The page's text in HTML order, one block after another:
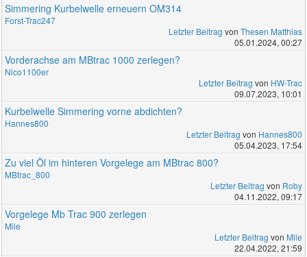
Simmering Kurbelwelle erneuern OM314
Forst-Trac247
Letzter Beitrag von Thesen Matthias
05.01.2024, 00:27
Vorderachse am MBtrac 1000 zerlegen?
Nico1100er
Letzter Beitrag von HW-Trac
09.07.2023, 10:01
Kurbelwelle Simmering vorne abdichten?
Hannes800
Letzter Beitrag von Hannes800
05.04.2023, 17:54
Zu viel Öl im hinteren Vorgelege am MBtrac 800?
MBtrac_800
Letzter Beitrag von Roby
04.11.2022, 09:17
Vorgelege Mb Trac 900 zerlegen
Mile
Letzter Beitrag von Mile
22.04.2022, 21:59